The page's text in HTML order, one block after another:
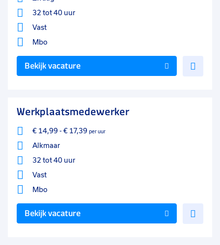
32 tot 40 uur
Vast
Mbo
Bekijk vacature
Werkplaatsmedewerker
€ 14,99 - € 17,39 per uur
Alkmaar
32 tot 40 uur
Vast
Mbo
Bekijk vacature